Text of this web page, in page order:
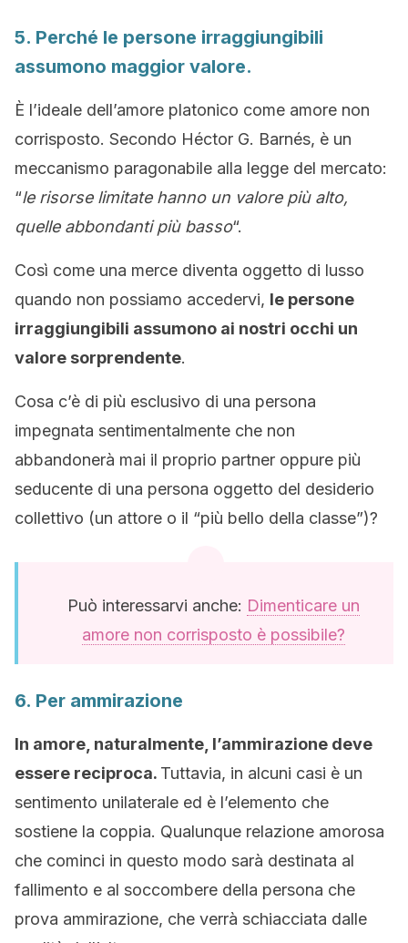
5. Perché le persone irraggiungibili
assumono maggior valore.
È l’ideale dell’amore platonico come amore non
corrisposto. Secondo Héctor G. Barnés, è un
meccanismo paragonabile alla legge del mercato:
“le risorse limitate hanno un valore più alto,
quelle abbondanti più basso“.
Così come una merce diventa oggetto di lusso
quando non possiamo accedervi, le persone
irraggiungibili assumono ai nostri occhi un
valore sorprendente.
Cosa c’è di più esclusivo di una persona
impegnata sentimentalmente che non
abbandonerà mai il proprio partner oppure più
seducente di una persona oggetto del desiderio
collettivo (un attore o il “più bello della classe”)?
Può interessarvi anche: Dimenticare un
amore non corrisposto è possibile?
6. Per ammirazione
In amore, naturalmente, l’ammirazione deve
essere reciproca. Tuttavia, in alcuni casi è un
sentimento unilaterale ed è l’elemento che
sostiene la coppia. Qualunque relazione amorosa
che cominci in questo modo sarà destinata al
fallimento e al soccombere della persona che
prova ammirazione, che verrà schiacciata dalle